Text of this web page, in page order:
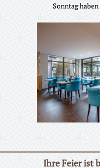
Sonntag
Ihre Feier ist